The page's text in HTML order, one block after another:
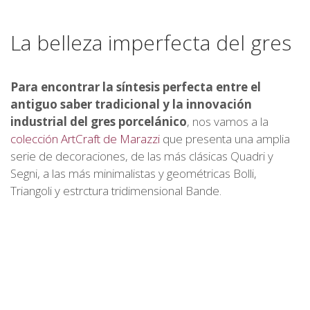
La belleza imperfecta del gres
Para encontrar la síntesis perfecta entre el
antiguo saber tradicional y la innovación
industrial del gres porcelánico, nos vamos a la
colección ArtCraft de Marazzi que presenta una amplia
serie de decoraciones, de las más clásicas Quadri y
Segni, a las más minimalistas y geométricas Bolli,
Triangoli y estrctura tridimensional Bande.